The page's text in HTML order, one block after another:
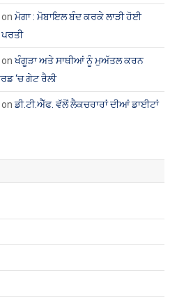
ਖੰਗੂੜਾ ਅਤੇ ਸਾਥੀਆਂ ਨੂੰ ਮੁਅੱਤਲ ਕਰਨ
‘ਚ ਗੇਟ ਰੈਲੀ
ਡੀ.ਟੀ.ਐੱਫ. ਵੱਲੋਂ ਲੈਕਚਰਾਰਾਂ ਦੀਆਂ ਡਾਈਟਾਂ